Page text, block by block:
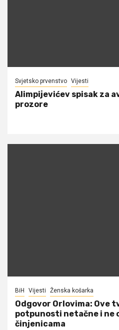
Svjetsko prvenstvo Vijesti
Alimpijevićev spisak za
prozore
BiH Vijesti Ženska košarka
Odgovor Orlovima: ​Ove
potpunosti netačne i ne
činjenicama